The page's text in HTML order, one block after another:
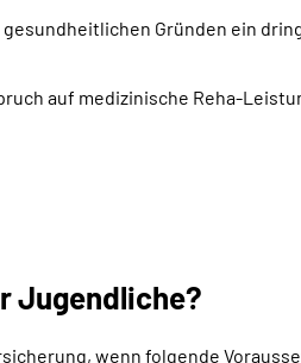
Gründen ein
auf medizinische Reha-
Jugendliche?
wenn folgende